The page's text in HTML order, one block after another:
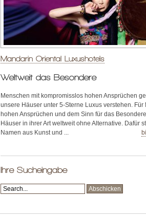
Mandarin Oriental Luxushotels
Weltweit das Besondere
Menschen mit kompromisslos hohen Ansprüchen
unsere Häuser unter 5-Sterne Luxus verstehen. Für
hohen Ansprüchen und dem Sinn für das
Häuser in ihrer Art weltweit ohne Alternative. Dafür
Namen aus Kunst und ...
Ihre Sucheingabe